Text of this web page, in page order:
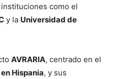
como el
y la Universidad de
AVRARIA, centrado en el
Hispania, y sus